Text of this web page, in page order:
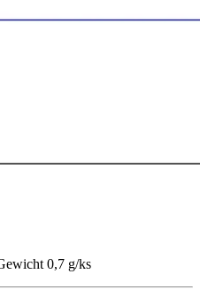
0,7 g/ks